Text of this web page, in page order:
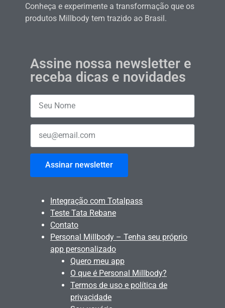
Conheça e experimente a transformação que os
produtos Millbody tem trazido ao Brasil.
Assine nossa newsletter e
receba dicas e novidades
Assinar newsletter
Integração com Totalpass
Teste Tata Rebane
Contato
Personal Millbody – Tenha seu próprio
app personalizado
Quero meu app
O que é Personal Millbody?
Termos de uso e política de
privacidade